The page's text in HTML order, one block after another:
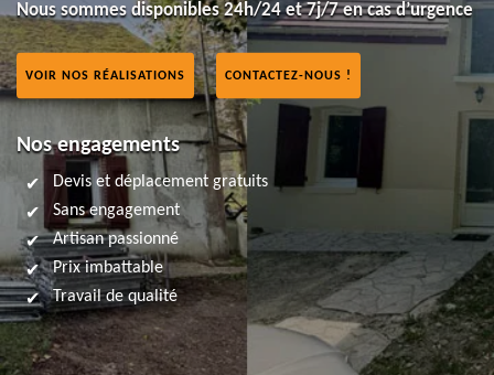
Nous sommes disponibles 24h/24 et 7j/7 en cas d’urgence
VOIR NOS RÉALISATIONS CONTACTEZ-NOUS !
Nos engagements
Devis et déplacement gratuits
Sans engagement
Artisan passionné
Prix imbattable
Travail de qualité